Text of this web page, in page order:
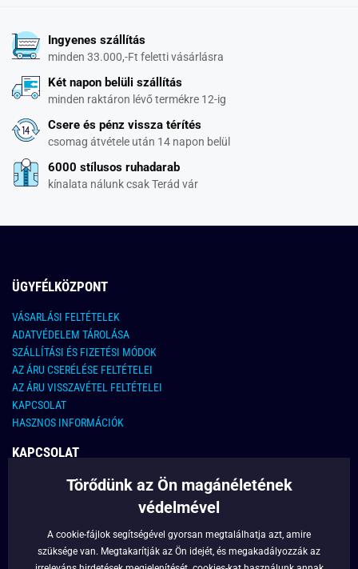
Ingyenes szállítás
minden 33.000,-Ft feletti vásárlásra
Két napon belüli szállítás
minden raktáron lévő termékre 12-ig
Csere és pénz vissza térítés
csomag átvétele után 14 napon belül
6000 stílusos ruhadarab
kínalata nálunk csak Terád vár
ÜGYFÉLKÖZPONT
VÁSARLÁSI FELTÉTELEK
ADATVÉDELEM TÁROLÁSA
SZÁLLÍTÁSI ÉS FIZETÉSI MÓDOK
AZ ÁRU CSERÉLÉSE FELTÉTELEI
AZ ÁRU VISSZAVÉTEL FELTÉTELEI
KAPCSOLAT
HASZNOS INFORMÁCIÓK
KAPCSOLAT
E-MAIL CÍM:
FONTOS INFORMÁCIÓK
RÓLUNK
Törődünk az Ön magánéletének
védelmével
A cookie-fájlok segítségével gyorsan megtalálhatja azt, amire
szüksége van. Megtakarítják az Ön idejét, és megakadályozzák az